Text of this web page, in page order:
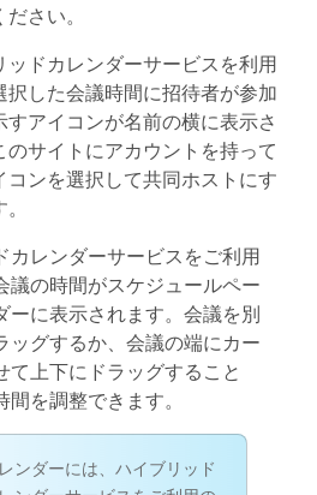
さい。
ッドカレンダーサービスを利用
択した会議時間に招待者が参加
アイコンが名前の横に表示さ
のサイトにアカウントを持って
コンを選択して共同ホストにす
カレンダーサービスをご利用
議の時間がスケジュールペー
ーに表示されます。会議を別
ッグするか、会議の端にカー
て上下にドラッグすること
間を調整できます。
ンダーには、ハイブリッド